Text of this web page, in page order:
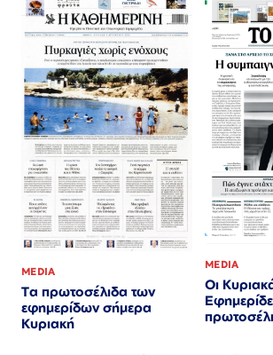
MEDIA
Τα πρωτοσέλιδα των
εφημερίδων σήμερα
Κυριακή
MEDIA
Οι